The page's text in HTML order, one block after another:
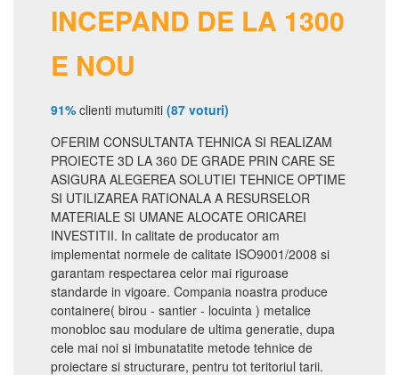
INCEPAND DE LA 1300
E NOU
91% clienti mutumiti (87 voturi)
OFERIM CONSULTANTA TEHNICA SI REALIZAM
PROIECTE 3D LA 360 DE GRADE PRIN CARE SE
ASIGURA ALEGEREA SOLUTIEI TEHNICE OPTIME
SI UTILIZAREA RATIONALA A RESURSELOR
MATERIALE SI UMANE ALOCATE ORICAREI
INVESTITII. In calitate de producator am
implementat normele de calitate ISO9001/2008 si
garantam respectarea celor mai riguroase
standarde in vigoare. Compania noastra produce
containere( birou - santier - locuinta ) metalice
monobloc sau modulare de ultima generatie, dupa
cele mai noi si imbunatatite metode tehnice de
proiectare si structurare, pentru tot teritoriul tarii.